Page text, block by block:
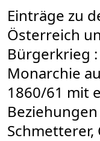
Einträge zu
Österreich
Bürgerkrieg
Monarchie
1860/61 mit
Schmetterer,